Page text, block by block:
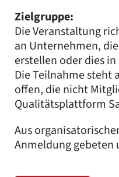
Zielgruppe:
Die Veranstaltung
an Unternehmen,
erstellen oder dies
Die Teilnahme steht
offen, die nicht
Qualitätsplattform
Aus
Anmeldung gebeten